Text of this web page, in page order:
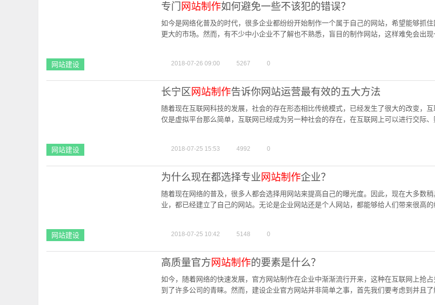
网站建设
专门 网站制作如何避免一些不该犯的错误？
如今是网络化普及的时代，很多企业都纷纷开始制作一个属于自己的网站，希望能够抓
更大的市场。然而，有不少中小企业不了解也不熟悉，盲目的制作网站，这样难免会出
2018-07-26 09:00 5267 0
网站建设
长宁区 网站制作告诉你网站运营最有效的五大方法
随着现在互联网科技的发展，社会的存在形态相比传统模式，已经发生了很大的改变，
仅是虚拟平台那么简单，互联网已经成为另一种社会的存在，在互联网上可以进行交际
2018-07-25 15:53 4992 0
网站建设
为什么现在都选择专业网站制作企业？
随着现在网络的普及，很多人都会选择用网站来提高自己的曝光度。因此，现在大多数
业，都已经建立了自己的网站。无论是企业网站还是个人网站，都能够给人们带来很高
2018-07-25 10:42 5148 0
高质量官方网站制作的要素是什么？
如今，随着网络的快速发展，官方网站制作在企业中渐渐流行开来，这种在互联网上抢
到了许多公司的青睐。然而，建设企业官方网站并非简单之事，首先我们要考虑到并且